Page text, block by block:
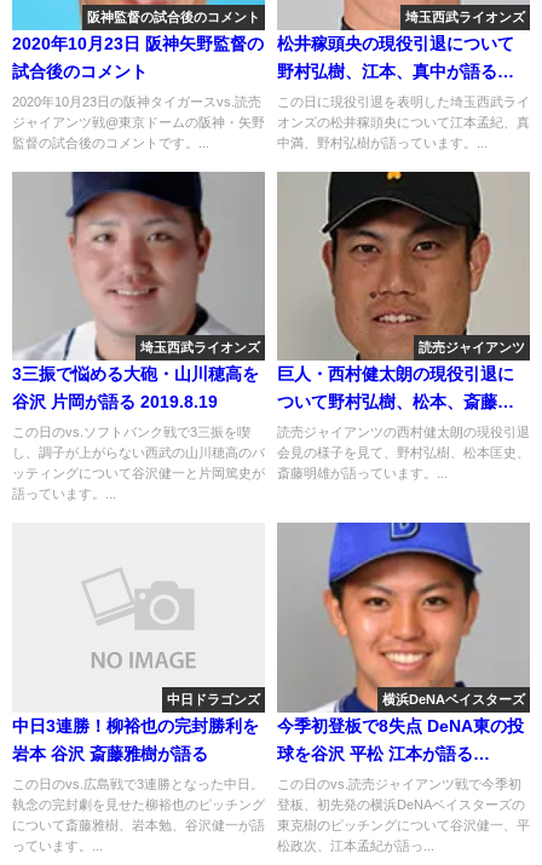
阪神監督の試合後のコメント
2020年10月23日 阪神矢野監督の
試合後のコメント
2020年10月23日の阪神タイガースvs.読売
ジャイアンツ戦@東京ドームの阪神・矢野
監督の試合後のコメントです。...
埼玉西武ライオンズ
松井稼頭央の現役引退について
野村弘樹、江本、真中が語る
2018年9月26日
この日に現役引退を表明した埼玉西武ライ
オンズの松井稼頭央について江本孟紀、真
中満、野村弘樹が語っています。...
埼玉西武ライオンズ
3三振で悩める大砲・山川穂高を
谷沢 片岡が語る 2019.8.19
この日のvs.ソフトバンク戦で3三振を喫
し、調子が上がらない西武の山川穂高のバ
ッティングについて谷沢健一と片岡篤史が
語っています。...
読売ジャイアンツ
巨人・西村健太朗の現役引退に
ついて野村弘樹、松本、斎藤が
語る 2018年10月3日
読売ジャイアンツの西村健太朗の現役引退
会見の様子を見て、野村弘樹、松本匡史、
斎藤明雄が語っています。...
中日ドラゴンズ
中日3連勝！柳裕也の完封勝利を
岩本 谷沢 斎藤雅樹が語る
この日のvs.広島戦で3連勝となった中日。
執念の完封劇を見せた柳裕也のピッチング
について斎藤雅樹、岩本勉、谷沢健一が語
っています。...
横浜DeNAベイスターズ
今季初登板で8失点 DeNA東の投
球を谷沢 平松 江本が語る
2019.5.6
この日のvs.読売ジャイアンツ戦で今季初
登板、初先発の横浜DeNAベイスターズの
東克樹のピッチングについて谷沢健一、平
松政次、江本孟紀が語っ...